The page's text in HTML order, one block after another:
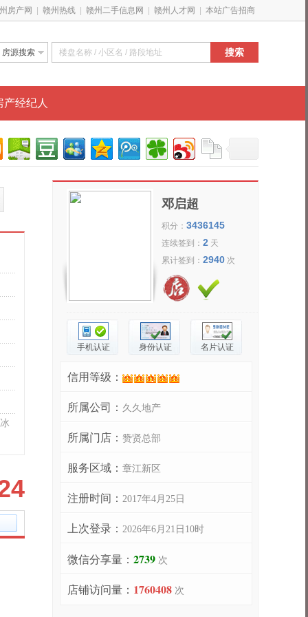
房产网 赣州热线 赣州二手信息网 赣州人才网 本站广告招商
房源搜索 搜索
产经纪人
冰
邓启超
积分： 3436145
连续签到： 2 天
累计签到： 2940 次
手机认证 身份认证 名片认证
信用等级：
所属公司： 久久地产
所属门店： 赞贤总部
服务区域： 章江新区
注册时间： 2017年4月25日
上次登录： 2026年6月21日10时
微信分享量： 2739 次
店铺访问量： 1760408 次